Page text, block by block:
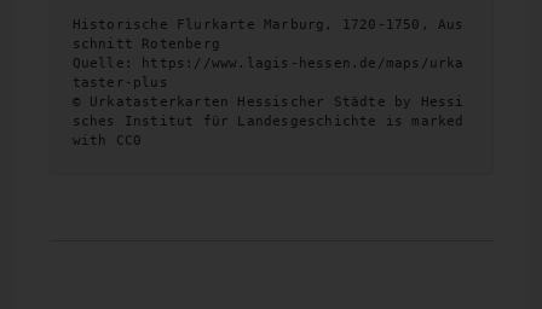
Historische Flurkarte Marburg, 1720-1750, Aus
schnitt Rotenberg
Quelle: https://www.lagis-hessen.de/maps/urka
taster-plus
© Urkatasterkarten Hessischer Städte by Hessi
sches Institut für Landesgeschichte is marked
with CC0